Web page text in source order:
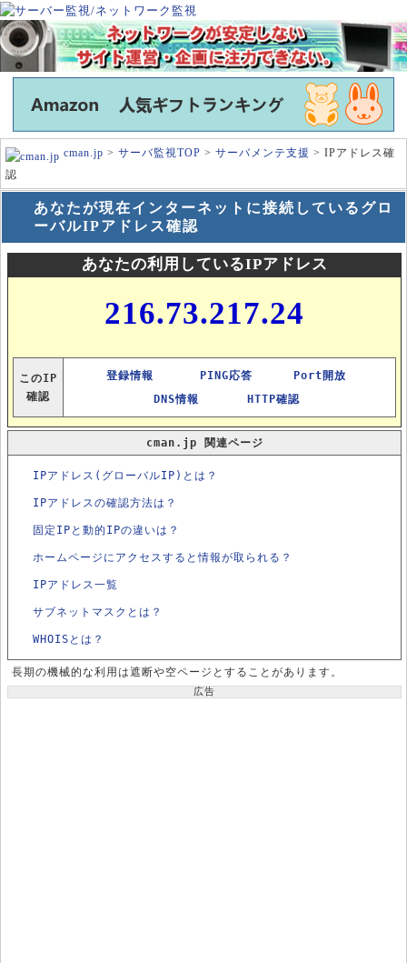
cman.jp > サーバ監視TOP > サーバメンテ支援 > IPアドレス確
認
あなたが現在インターネットに接続しているグロ
ーバルIPアドレス確認
あなたの利用しているIPアドレス
216.73.217.24
このIP
確認
登録情報 PING応答
Port開放
DNS情報
HTTP確認
cman.jp 関連ページ
IPアドレス(グローバルIP)とは？
IPアドレスの確認方法は？
固定IPと動的IPの違いは？
ホームページにアクセスすると情報が取られる？
IPアドレス一覧
サブネットマスクとは？
WHOISとは？
長期の機械的な利用は遮断や空ページとすることがあります。
広告